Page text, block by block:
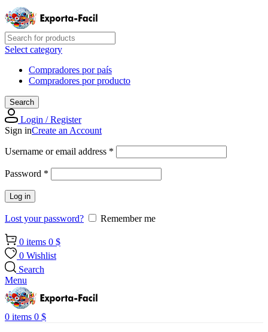
Select category
Compradores por país
Compradores por producto
Search
Login / Register
Sign inCreate an Account
Username or email address *
Password *
Log in
Lost your password? Remember me
0 items 0 $
0 Wishlist
Search
Menu
0 items 0 $